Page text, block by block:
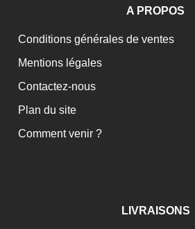
A PROPOS
Conditions générales de ventes
Mentions légales
Contactez-nous
Plan du site
Comment venir ?
LIVRAISONS